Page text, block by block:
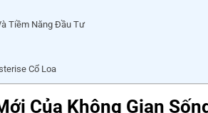
Tiềm Năng Đầu Tư
Cổ Loa
Của Không Gian